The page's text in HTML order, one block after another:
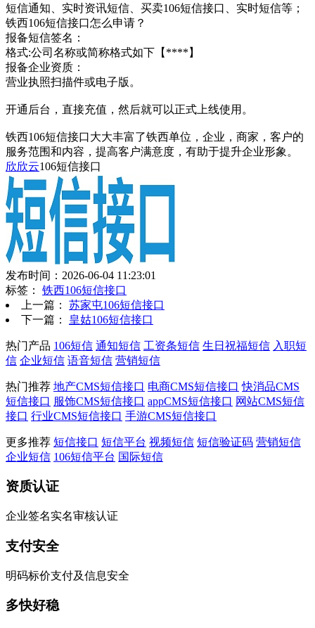
短信通知、实时资讯短信、买卖106短信接口、实时短信等；
铁西106短信接口怎么申请？
报备短信签名：
格式:公司名称或简称格式如下【****】
报备企业资质：
营业执照扫描件或电子版。
开通后台，直接充值，然后就可以正式上线使用。
铁西106短信接口大大丰富了铁西单位，企业，商家，客户的
服务范围和内容，提高客户满意度，有助于提升企业形象。
欣欣云106短信接口
发布时间：2026-06-04 11:23:01
标签： 铁西106短信接口
上一篇： 苏家屯106短信接口
下一篇： 皇姑106短信接口
热门产品 106短信 通知短信 工资条短信 生日祝福短信 入职短
信 企业短信 语音短信 营销短信
热门推荐 地产CMS短信接口 电商CMS短信接口 快消品CMS
短信接口 服饰CMS短信接口 appCMS短信接口 网站CMS短信
接口 行业CMS短信接口 手游CMS短信接口
更多推荐 短信接口 短信平台 视频短信 短信验证码 营销短信
企业短信 106短信平台 国际短信
资质认证
企业签名实名审核认证
支付安全
明码标价支付及信息安全
多快好稳